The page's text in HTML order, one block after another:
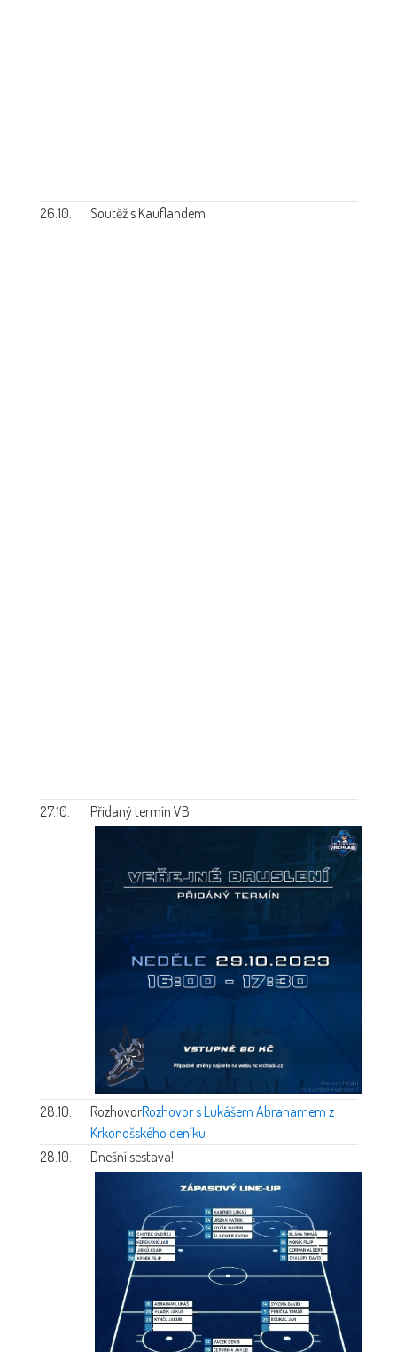
26.10. Soutěž s Kauflandem
27.10. Přidaný termín VB
28.10. RozhovorRozhovor s Lukášem Abrahamem z
Krkonošského deníku
28.10.
Dnešní sestava!